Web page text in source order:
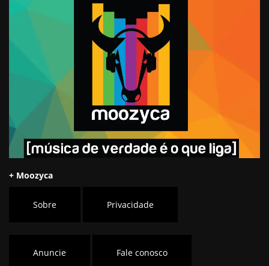
+ Moozyca
Sobre Privacidade
Anuncie Fale conosco